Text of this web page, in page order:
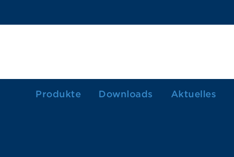
Produkte Downloads Aktuelles